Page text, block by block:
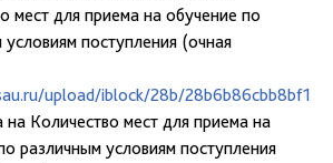
мест для приема на обучение по
поступления (очная
upload/iblock/28b/
на Количество мест для приема на
различным условиям поступления